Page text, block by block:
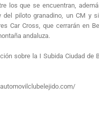
los que se encuentran,
del piloto granadino, un CM y
Car Cross, que cerrarán en
andaluza.
sobre la I Subida Ciudad de